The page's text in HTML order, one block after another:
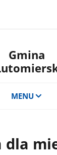
Gmina
MENU